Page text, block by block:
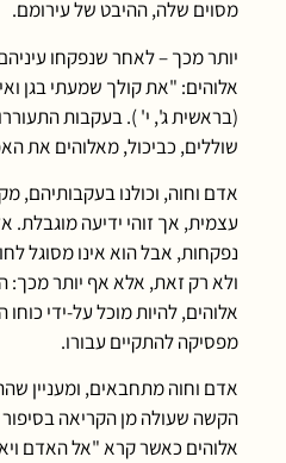
מסוים שלה, ההיבט של עירומם.
יותר מכך – לאחר שנפקחו
אלוהים: "את קולך שמעתי בגן
(בראשית ג', י' ). בעקבות
שוללים, כביכול, מאלוהים את
אדם וחוה, וכולנו בעקבותיהם,
עצמית, אך זוהי ידיעה מוגבלת.
נפקחות, אבל הוא אינו מסוגל
ולא רק זאת, אלא אף יותר מכך:
אלוהים, להיות מוכל על-ידי
מפסיקה להתקיים עבורו.
אדם וחוה מתחבאים, ומעניין
הקשה שעולה מן הקריאה
אלוהים כאשר קרא "אל האדם